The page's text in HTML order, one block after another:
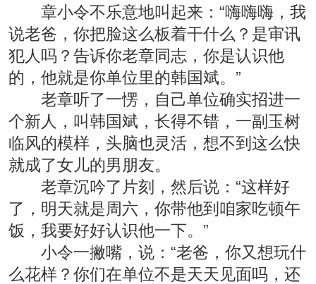
章小令不乐意地叫起来：“嗨嗨嗨，我
说老爸，你把脸这么板着干什么？是审讯
犯人吗？告诉你老章同志，你是认识他
的，他就是你单位里的韩国斌。”
老章听了一愣，自己单位确实招进一
个新人，叫韩国斌，长得不错，一副玉树
临风的模样，头脑也灵活，想不到这么快
就成了女儿的男朋友。
老章沉吟了片刻，然后说：“这样好
了，明天就是周六，你带他到咱家吃顿午
饭，我要好好认识他一下。”
小令一撇嘴，说：“老爸，你又想玩什
么花样？你们在单位不是天天见面吗，还